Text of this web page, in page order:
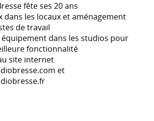
fête ses 20 ans
dans les locaux et aménagement
de travail
équipement dans les studios pour
fonctionnalité
site internet
et